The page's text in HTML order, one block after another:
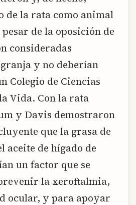
de la rata como animal
de la oposición de
consideradas
y no deberían
Colegio de Ciencias
Vida. Con la rata
y Davis demostraron
que la grasa de
aceite de hígado de
un factor que se
la xeroftalmia,
ocular, y para apoyar